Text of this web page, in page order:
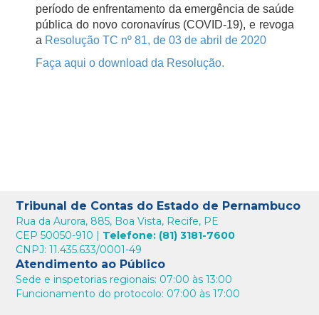
período de enfrentamento da emergência de saúde
pública do novo coronavírus (COVID-19), e revoga
a Resolução TC nº 81, de 03 de abril de 2020
Faça aqui o download da Resolução.
Tribunal de Contas do Estado de Pernambuco
Rua da Aurora, 885, Boa Vista, Recife, PE
CEP 50050-910 | Telefone: (81) 3181-7600
CNPJ: 11.435.633/0001-49
Atendimento ao Público
Sede e inspetorias regionais: 07:00 às 13:00
Funcionamento do protocolo: 07:00 às 17:00